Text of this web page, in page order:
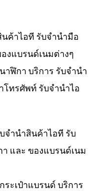
ค้าไอที รับจำนำมือ
งแบรนด์เนมต่างๆ
ฬิกา บริการ รับจำนำ
ทรศัพท์ รับจำนำไอ
จำนำสินค้าไอที รับ
และ ของแบรนด์เนม
ะเป๋าแบรนด์ บริการ